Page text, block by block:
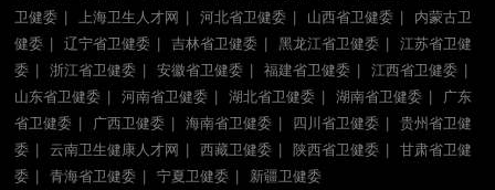
卫健委
上海卫生人才网 河北省卫健委 山西省卫健委
内蒙古卫
健委
辽宁省卫健委 吉林省卫健委 黑龙江省卫健委
江苏省卫健
委
浙江省卫健委 安徽省卫健委 福建省卫健委
江西省卫健委
山东省卫健委
河南省卫健委 湖北省卫健委 湖南省卫健委
广东
省卫健委
广西卫健委 海南省卫健委 四川省卫健委
贵州省卫健
委
云南卫生健康人才网 西藏卫健委 陕西省卫健委
甘肃省卫健
委
青海省卫健委 宁夏卫健委 新疆卫健委